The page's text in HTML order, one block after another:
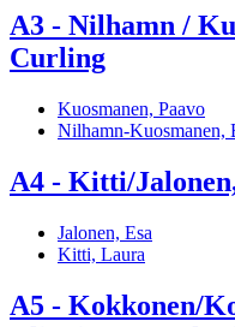
A3 - Nilhamn /
Curling
Kuosmanen, Paavo
Nilhamn-Kuosmanen,
A4 - Kitti/
Jalonen, Esa
Kitti, Laura
A5 - Kokkonen/